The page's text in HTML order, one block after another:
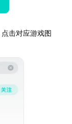
击对应游戏图